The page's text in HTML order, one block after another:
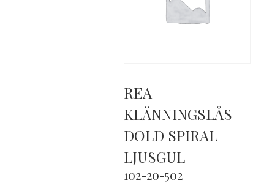
REA
KLÄNNINGSLÅS
DOLD SPIRAL
LJUSGUL
102-20-502